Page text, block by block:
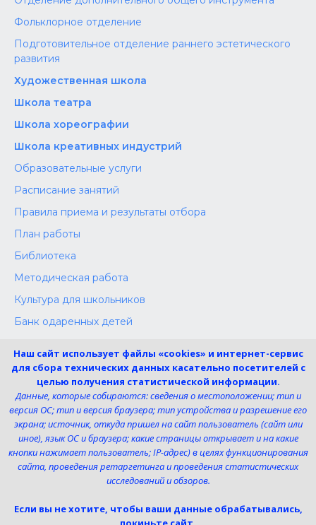
Фольклорное отделение
Подготовительное отделение раннего эстетического
развития
Художественная школа
Школа‌‌‌‌ театра
Школа хореографии
Школа креативных индустрий
Образовательные услуги
Расписание занятий
Правила приема и результаты отбора
План работы
Библиотека
Методическая работа
Культура для школьников
Банк одаренных детей
Независимая оценка
Меры поддержки участников СВО
Телефон:
8 (4725) 240725
Электронная почта:
uk-dshi1@belgov.ru
Наш сайт использует файлы «cookies» и интернет-сервис
для сбора технических данных касательно посетителей с
целью получения статистической информации.
Данные, которые собираются: сведения о местоположении; тип и
версия ОС; тип и версия браузера; тип устройства и разрешение его
экрана; источник, откуда пришел на сайт пользователь (сайт или
иное), язык ОС и браузера; какие страницы открывает и на какие
кнопки нажимает пользователь; IP-адрес) в целях функционирования
сайта, проведения ретаргетинга и проведения статистических
исследований и обзоров.
Если вы не хотите, чтобы ваши данные обрабатывались,